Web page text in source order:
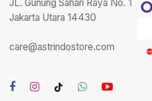
JL. Gunung Sahari Raya No. 1
Jakarta Utara 14430
care@astrindostore.com